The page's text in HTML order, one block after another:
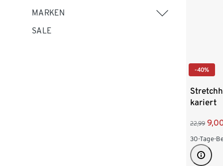
MARKEN
SALE
-40%
kariert
22,99
30-Tage-